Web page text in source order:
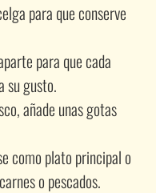
para que conserve
para que cada
su gusto.
añade unas gotas
como plato principal o
o pescados.